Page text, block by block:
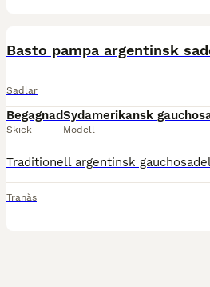
Basto pampa argentinsk
Sadlar
Begagnad
Skick
Sydamerikansk
Modell
Tranås